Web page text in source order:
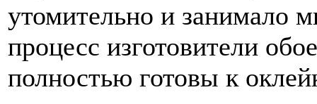
утомительно и занимало
процесс изготовители
полностью готовы к